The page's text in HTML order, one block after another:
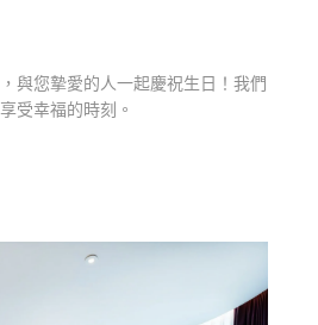
與您摯愛的人一起慶祝生日！我們
受幸福的時刻。